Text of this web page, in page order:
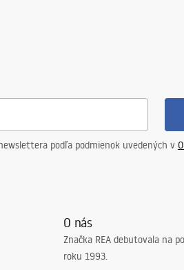
podľa podmienok uvedených v
O nás
Značka REA debutovala na
roku 1993.